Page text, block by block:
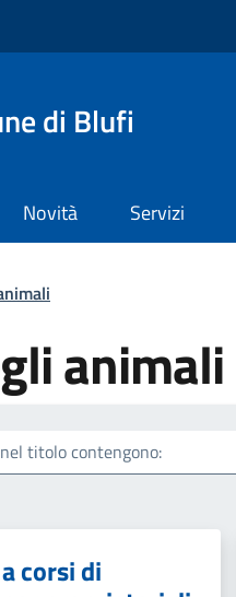
di Blufi
Novità Servizi
animali
titolo contengono:
corsi di